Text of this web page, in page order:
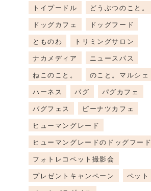
トイプードル
どうぶつのこと。
ドッグカフェ
ドッグフード
とものわ
トリミングサロン
ナカメディア
ニュースパス
ねこのこと。
のこと。マルシェ
ハーネス
パグ
パグカフェ
パグフェス
ピーナツカフェ
ヒューマングレード
ヒューマングレードのドッグフード
フォトレコペット撮影会
プレゼントキャンペーン
ペット